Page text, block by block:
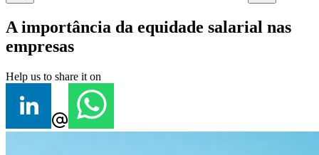
A importância da equidade salarial nas
empresas
Help us to share it on